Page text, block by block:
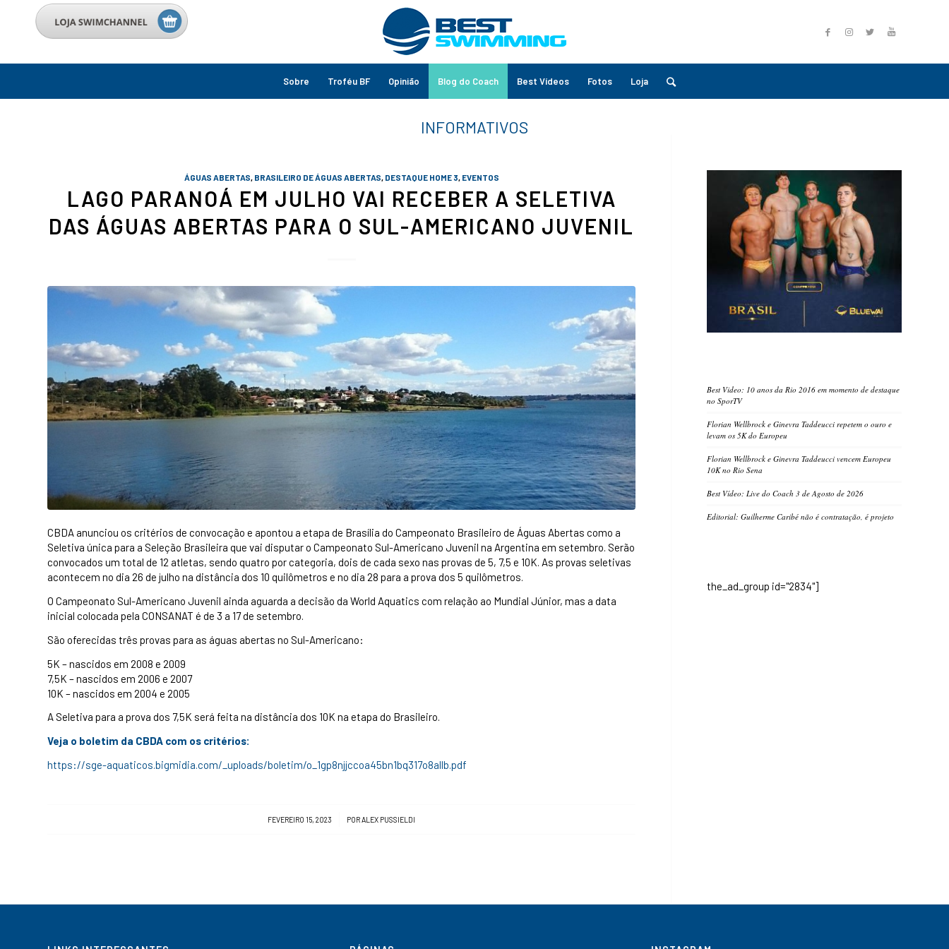
Sobre Troféu BF Opinião Blog do Coach Best Vídeos Fotos Loja
ÁGUAS ABERTAS, BRASILEIRO DE ÁGUAS ABERTAS, DESTAQUE HOME 3, EVENTOS
LAGO PARANOÁ EM JULHO VAI RECEBER A SELETIVA
DAS ÁGUAS ABERTAS PARA O SUL-AMERICANO JUVENIL
CBDA anunciou os critérios de convocação e apontou a etapa de Brasília do Campeonato Brasileiro de Águas Abertas como a
Seletiva única para a Seleção Brasileira que vai disputar o Campeonato Sul-Americano Juvenil na Argentina em setembro. Serão
convocados um total de 12 atletas, sendo quatro por categoria, dois de cada sexo nas provas de 5, 7,5 e 10K. As provas seletivas
acontecem no dia 26 de julho na distância dos 10 quilômetros e no dia 28 para a prova dos 5 quilômetros.
O Campeonato Sul-Americano Juvenil ainda aguarda a decisão da World Aquatics com relação ao Mundial Júnior, mas a data
inicial colocada pela CONSANAT é de 3 a 17 de setembro.
São oferecidas três provas para as águas abertas no Sul-Americano:
5K – nascidos em 2008 e 2009
7,5K – nascidos em 2006 e 2007
10K – nascidos em 2004 e 2005
A Seletiva para a prova dos 7,5K será feita na distância dos 10K na etapa do Brasileiro.
Veja o boletim da CBDA com os critérios:
https://sge-aquaticos.bigmidia.com/_uploads/boletim/o_1gp8njjccoa45bn1bq317o8allb.pdf
FEVEREIRO 15, 2023
/ POR ALEX PUSSIELDI
Best Video: 10 anos da Rio 2016 em momento de destaque
no SporTV
Florian Wellbrock e Ginevra Taddeucci repetem o ouro e
levam os 5K do Europeu
Florian Wellbrock e Ginevra Taddeucci vencem Europeu
10K no Rio Sena
Best Vídeo: Live do Coach 3 de Agosto de 2026
Editorial: Guilherme Caribé não é contratação, é projeto
the_ad_group id="2834"]